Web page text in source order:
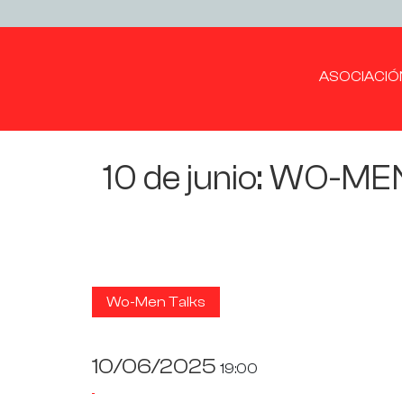
10 de junio: WO-
Wo-Men Talks
10/06/2025 19:00